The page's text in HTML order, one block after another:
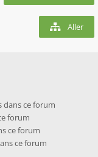
Aller
dans ce forum
forum
ce forum
ce forum